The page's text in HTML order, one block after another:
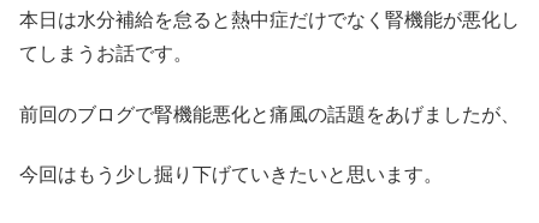
本日は水分補給を怠ると熱中症だけでなく腎機能が悪化し
てしまうお話です。
前回のブログで腎機能悪化と痛風の話題をあげましたが、
今回はもう少し掘り下げていきたいと思います。